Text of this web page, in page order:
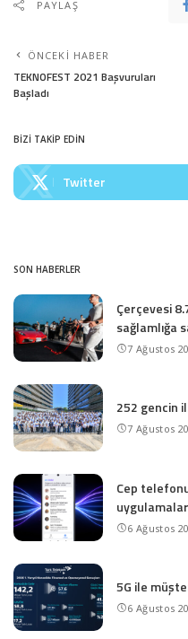
PAYLAŞ
ÖNCEKI HABER
TEKNOFEST 2021 Başvuruları
Başladı
BİZİ TAKİP EDİN
Twitter
SON HABERLER
Çerçevesi
sağlamlığa
7 Ağustos
252 gencin
7 Ağustos
Cep
6 Ağustos
5G ile
6 Ağustos